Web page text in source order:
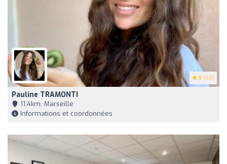
5 (68)
Pauline TRAMONTI
11,4km, Marseille
Informations et coordonnées